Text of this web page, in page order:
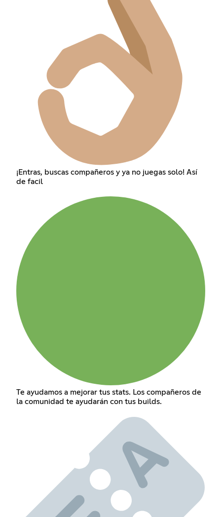
¡Entras, buscas compañeros y ya no juegas solo! Así
de facil
Te ayudamos a mejorar tus stats. Los compañeros de
la comunidad te ayudarán con tus builds.